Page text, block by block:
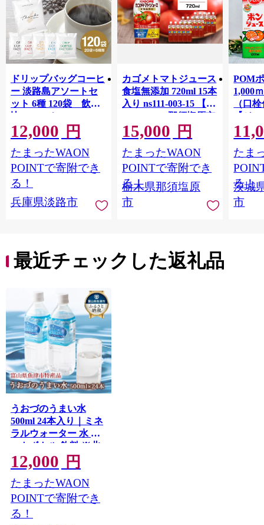
ドリップバッグコーヒ
ー 淡路島アソートセ
ット 6種 120袋 飲み
比べ コーヒー
12,000 円
たまったWAON
POINTで寄附でき
る！
兵庫県淡路市
カゴメトマトジュース
食塩無添加 720ml 15本
入り ns111-003-15 【
KAGOME 那須塩原市
ギフト トマト 野菜 ジ
ュース 飲料 ドリンク
健康 GABA 血圧 コレ
ステロール】
15,000 円
たまったWAON
POINTで寄附でき
る！
栃木県那須塩原
市
POM
1,000
（口
【ジ
Ｍ 爽
ジ 果
ンス
ンド
庫 ド
入れし
アタイ
たま
る！
茨城
市
最近チェックした返礼品
うおづのうまい水
500ml 24本入り｜ミネ
ラルウォーター 水 ペ
ットボトル 飲料 ※北
海道・沖縄・離島への
配送不可
12,000 円
たまったWAON
POINTで寄附でき
る！